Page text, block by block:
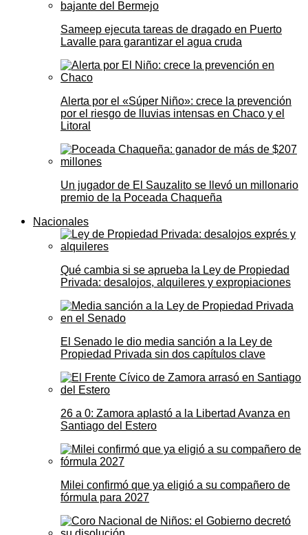
Sameep ejecuta tareas de dragado en Puerto
Lavalle para garantizar el agua cruda
Alerta por el «Súper Niño»: crece la prevención
por el riesgo de lluvias intensas en Chaco y el
Litoral
Un jugador de El Sauzalito se llevó un millonario
premio de la Poceada Chaqueña
Nacionales
Qué cambia si se aprueba la Ley de Propiedad
Privada: desalojos, alquileres y expropiaciones
El Senado le dio media sanción a la Ley de
Propiedad Privada sin dos capítulos clave
26 a 0: Zamora aplastó a la Libertad Avanza en
Santiago del Estero
Milei confirmó que ya eligió a su compañero de
fórmula para 2027